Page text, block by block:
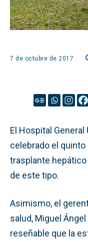
7 de octubre de 2017
El Hospital
celebrado el
trasplante
de este tipo.
Asimismo, el
salud, Miguel
reseñable que la